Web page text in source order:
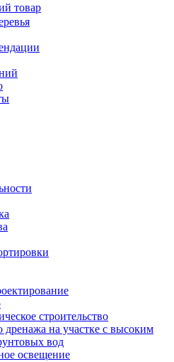
товар
строительство
дренажа на участке с высоким
вод
освещение